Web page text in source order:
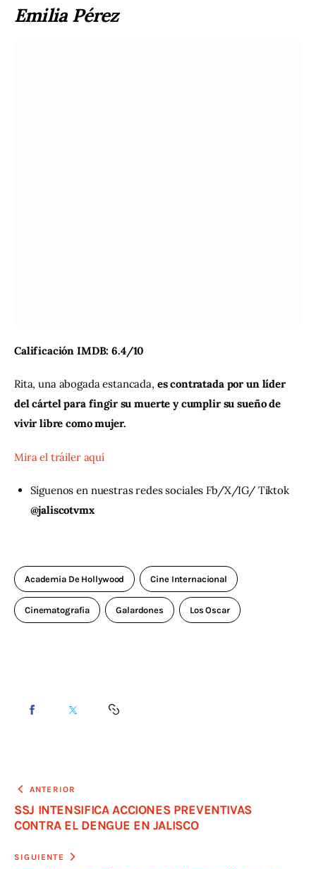
Emilia Pérez
Calificación IMDB: 6.4/10
Rita, una abogada estancada, es contratada por un líder
del cártel para fingir su muerte y cumplir su sueño de
vivir libre como mujer.
Mira el tráiler aquí
Síguenos en nuestras redes sociales Fb/X/IG/ Tiktok
@jaliscotvmx
Academia De Hollywood Cine Internacional
Cinematografia Galardones Los Oscar
ANTERIOR
SSJ INTENSIFICA ACCIONES PREVENTIVAS
CONTRA EL DENGUE EN JALISCO
SIGUIENTE